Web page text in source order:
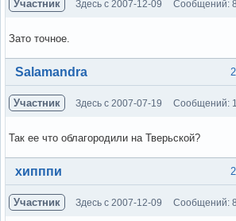
Участник Здесь с 2007-12-09 Сообщений:
Зато точное.
Вне форума
Salamandra
Участник Здесь с 2007-07-19 Сообщений:
Так ее что облагородили на Тверьской?
Вне форума
хипппи
Участник Здесь с 2007-12-09 Сообщений: